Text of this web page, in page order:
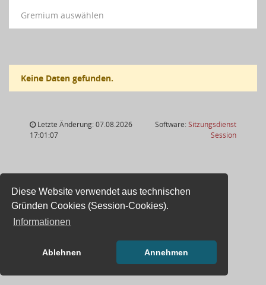
Diese Website verwendet aus technischen
Gründen Cookies (Session-Cookies).
Informationen
Ablehnen Annehmen
Gremium auswählen
Keine Daten gefunden.
Letzte Änderung: 07.08.2026
17:01:07
Software:Sitzungsdienst
Session(Wird in